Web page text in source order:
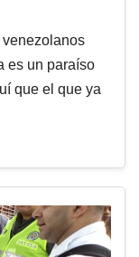
es un paraíso
que el que ya